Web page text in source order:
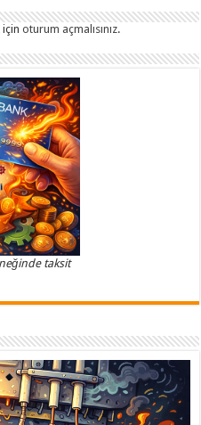
içinoturum açmalısınız.
taksit